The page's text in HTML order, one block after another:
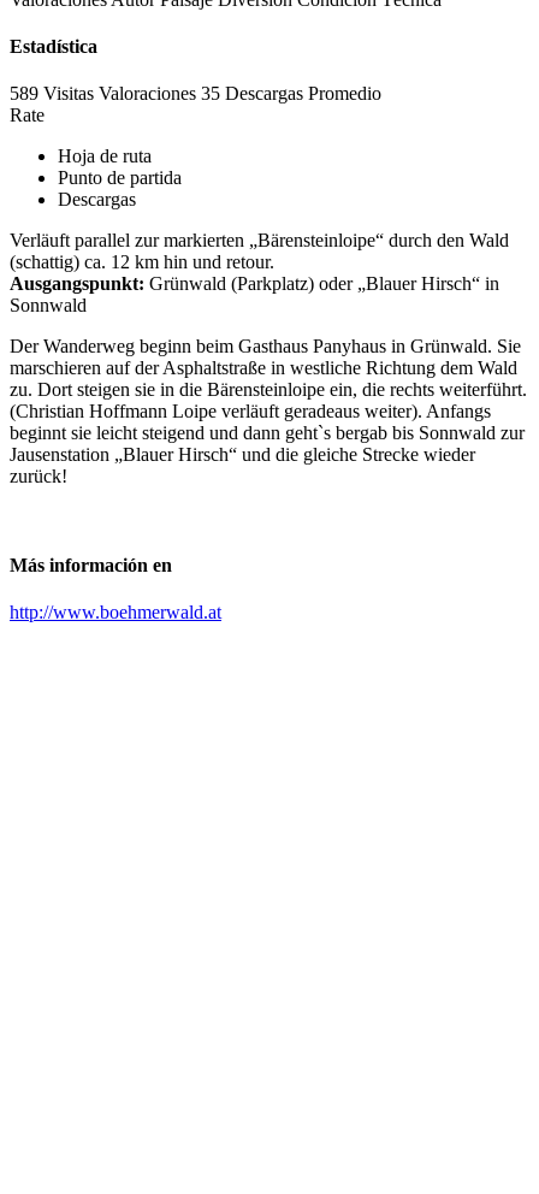
Estadística
589 Visitas Valoraciones 35 Descargas Promedio
Rate
Hoja de ruta
Punto de partida
Descargas
Verläuft parallel zur markierten „Bärensteinloipe“ durch den Wald
(schattig) ca. 12 km hin und retour.
Ausgangspunkt: Grünwald (Parkplatz) oder „Blauer Hirsch“ in
Sonnwald
Der Wanderweg beginn beim Gasthaus Panyhaus in Grünwald. Sie
marschieren auf der Asphaltstraße in westliche Richtung dem Wald
zu. Dort steigen sie in die Bärensteinloipe ein, die rechts weiterführt.
(Christian Hoffmann Loipe verläuft geradeaus weiter). Anfangs
beginnt sie leicht steigend und dann geht`s bergab bis Sonnwald zur
Jausenstation „Blauer Hirsch“ und die gleiche Strecke wieder
zurück!
Más información en
http://www.boehmerwald.at